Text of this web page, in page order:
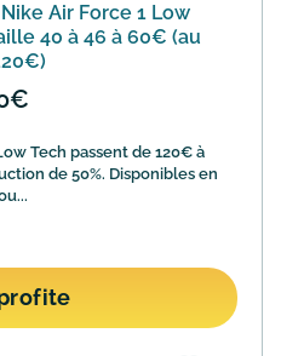
Air Force 1 Low
40 à 46 à 60€ (au
Tech passent de 120€ à
de 50%. Disponibles en